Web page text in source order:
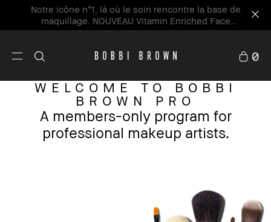
Notre icône n°1, là où le soin rencontre la base de
maquillage. NOUVEAU Vitamin Enriched Face
Base+ Découvrez la nouvelle icône
0
WELCOME TO BOBBI
BROWN PRO
A members-only program for
professional makeup artists.